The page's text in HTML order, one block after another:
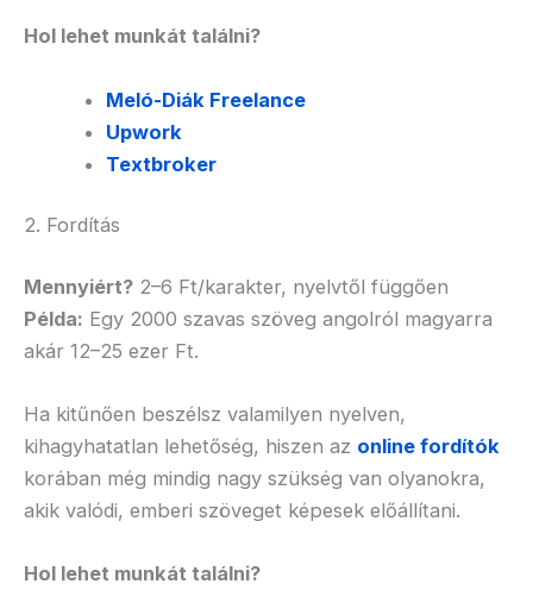
Hol lehet munkát találni?
Meló-Diák Freelance
Upwork
Textbroker
2. Fordítás
Mennyiért? 2–6 Ft/karakter, nyelvtől függően
Példa: Egy 2000 szavas szöveg angolról magyarra
akár 12–25 ezer Ft.
Ha kitűnően beszélsz valamilyen nyelven,
kihagyhatatlan lehetőség, hiszen az online fordítók
korában még mindig nagy szükség van olyanokra,
akik valódi, emberi szöveget képesek előállítani.
Hol lehet munkát találni?